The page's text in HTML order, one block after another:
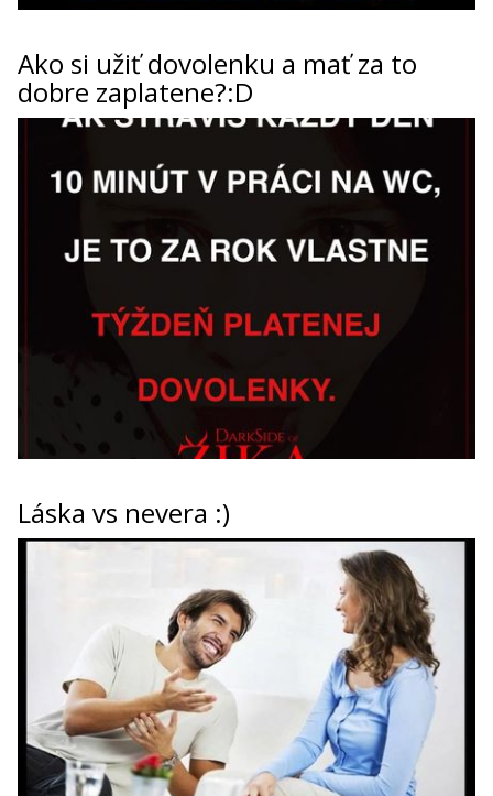
Ako si užiť dovolenku a mať za to
dobre zaplatene?:D
Láska vs nevera :)